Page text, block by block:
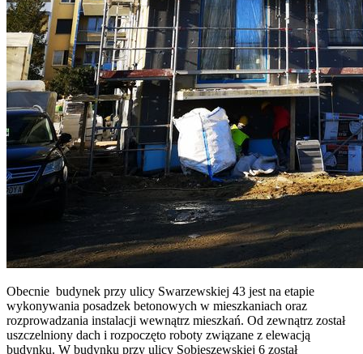
Obecnie budynek przy ulicy Swarzewskiej 43 jest na etapie
wykonywania posadzek betonowych w mieszkaniach oraz
rozprowadzania instalacji wewnątrz mieszkań. Od zewnątrz został
uszczelniony dach i rozpoczęto roboty związane z elewacją
budynku. W budynku przy ulicy Sobieszewskiej 6 został